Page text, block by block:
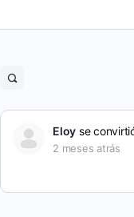
Open
filters
Eloy se
2 meses atrás